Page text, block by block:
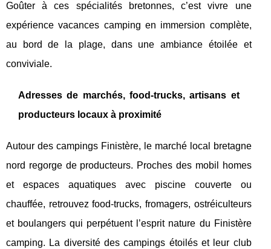
Goûter à ces spécialités bretonnes, c’est vivre une
expérience vacances camping en immersion complète,
au bord de la plage, dans une ambiance étoilée et
conviviale.
Adresses de marchés, food-trucks, artisans et
producteurs locaux à proximité
Autour des campings Finistère, le marché local bretagne
nord regorge de producteurs. Proches des mobil homes
et espaces aquatiques avec piscine couverte ou
chauffée, retrouvez food-trucks, fromagers, ostréiculteurs
et boulangers qui perpétuent l’esprit nature du Finistère
camping. La diversité des campings étoilés et leur club